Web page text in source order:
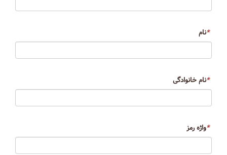
*نام
*نام خانوادگی
*واژه رمز